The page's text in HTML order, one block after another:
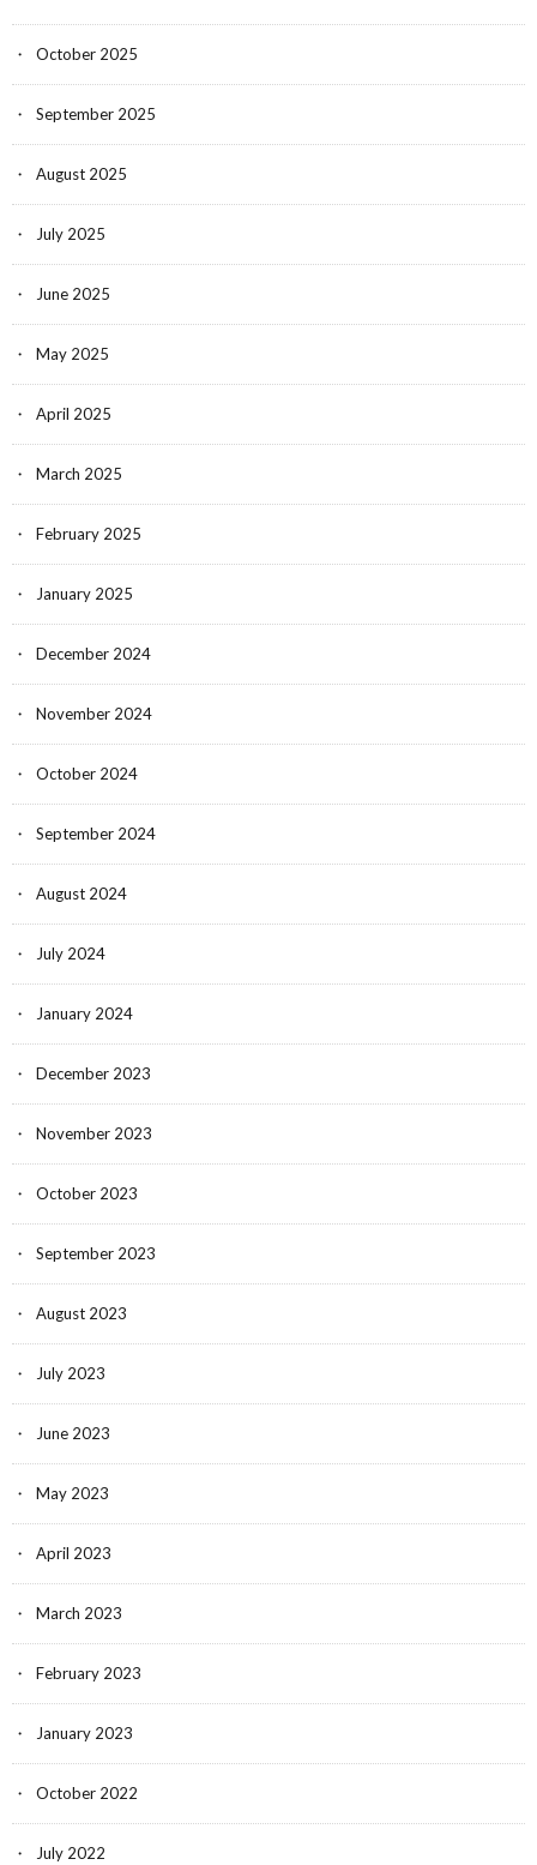
October 2025
September 2025
August 2025
July 2025
June 2025
May 2025
April 2025
March 2025
February 2025
January 2025
December 2024
November 2024
October 2024
September 2024
August 2024
July 2024
January 2024
December 2023
November 2023
October 2023
September 2023
August 2023
July 2023
June 2023
May 2023
April 2023
March 2023
February 2023
January 2023
October 2022
July 2022